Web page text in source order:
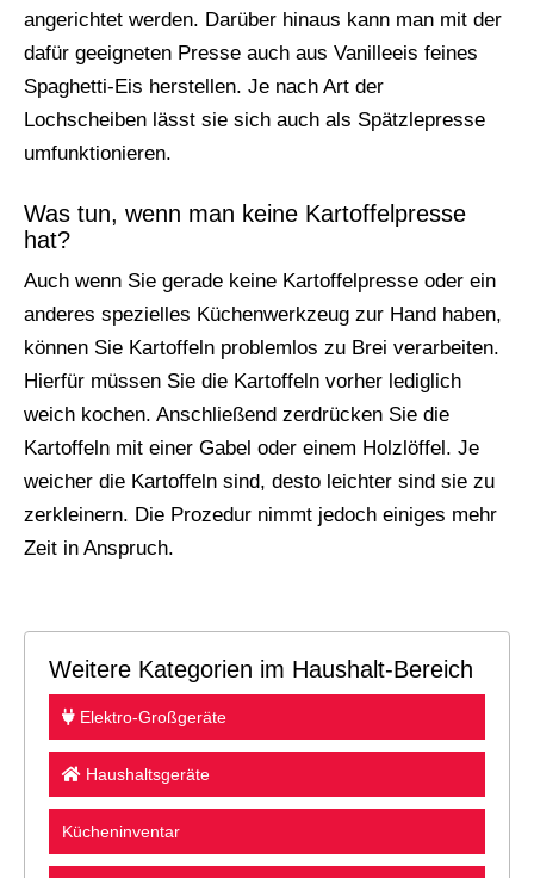
angerichtet werden. Darüber hinaus kann man mit der
dafür geeigneten Presse auch aus Vanilleeis feines
Spaghetti-Eis herstellen. Je nach Art der
Lochscheiben lässt sie sich auch als Spätzlepresse
umfunktionieren.
Was tun, wenn man keine Kartoffelpresse
hat?
Auch wenn Sie gerade keine Kartoffelpresse oder ein
anderes spezielles Küchenwerkzeug zur Hand haben,
können Sie Kartoffeln problemlos zu Brei verarbeiten.
Hierfür müssen Sie die Kartoffeln vorher lediglich
weich kochen. Anschließend zerdrücken Sie die
Kartoffeln mit einer Gabel oder einem Holzlöffel. Je
weicher die Kartoffeln sind, desto leichter sind sie zu
zerkleinern. Die Prozedur nimmt jedoch einiges mehr
Zeit in Anspruch.
Weitere Kategorien im Haushalt-Bereich
Elektro-Großgeräte
Haushaltsgeräte
Kücheninventar